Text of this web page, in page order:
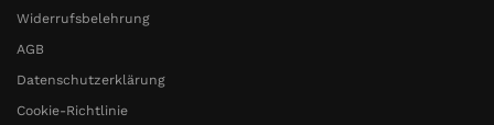
Widerrufsbelehrung
AGB
Datenschutzerklärung
Cookie-Richtlinie